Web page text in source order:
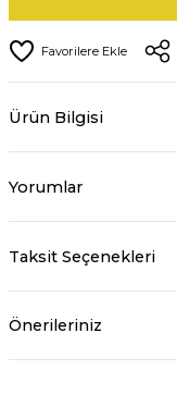
Ürün Bilgisi
Yorumlar
Taksit Seçenekleri
Önerileriniz